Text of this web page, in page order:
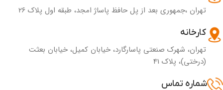
تهران ،جمهوری بعد از پل حافظ پاساژ امجد، طبقه اول پلاک ۲۶
کارخانه
تهران، شهرک صنعتی پاسارگارد، خیابان کمیل، خیابان بعثت
(درختی)، پلاک 41
شماره تماس